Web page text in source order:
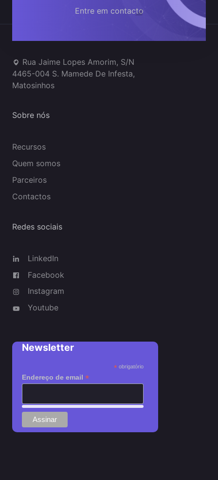
Entre em contacto
Rua Jaime Lopes Amorim, S/N
4465-004 S. Mamede De Infesta,
Matosinhos
Sobre nós
Recursos
Quem somos
Parceiros
Contactos
Redes sociais
LinkedIn
Facebook
Instagram
Youtube
Newsletter
*obrigatório
Endereço de email *